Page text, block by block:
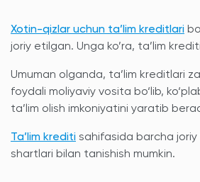
Xotin-qizlar uchun ta’lim kreditlari
joriy etilgan. Unga ko’ra, ta’lim
Umuman olganda, ta’lim kreditlari
foydali moliyaviy vosita bo‘lib,
ta’lim olish imkoniyatini yaratib
Ta’lim krediti sahifasida barcha joriy
shartlari bilan tanishish mumkin.